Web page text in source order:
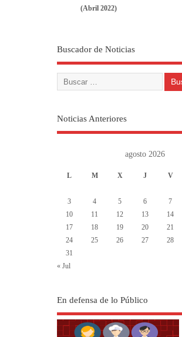
(Abril 2022)
Buscador de Noticias
Noticias Anteriores
agosto 2026
L M X J V
3
4 5 6 7
10
11 12 13 14
17
18 19 20 21
24
25 26 27 28
31
« Jul
En defensa de lo Público